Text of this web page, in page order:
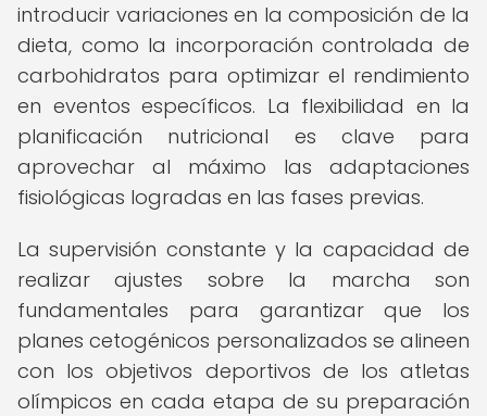
introducir variaciones en la composición de la
dieta, como la incorporación controlada de
carbohidratos para optimizar el rendimiento
en eventos específicos. La flexibilidad en la
planificación nutricional es clave para
aprovechar al máximo las adaptaciones
fisiológicas logradas en las fases previas.
La supervisión constante y la capacidad de
realizar ajustes sobre la marcha son
fundamentales para garantizar que los
planes cetogénicos personalizados se alineen
con los objetivos deportivos de los atletas
olímpicos en cada etapa de su preparación